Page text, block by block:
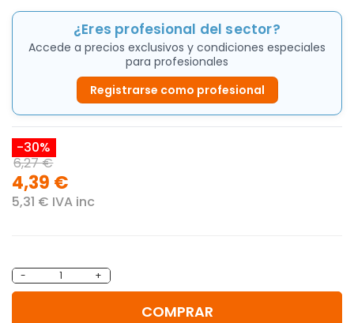
¿Eres profesional del sector?
Accede a precios exclusivos y condiciones especiales
para profesionales
Registrarse como profesional
-30%
6,27 €
4,39 €
5,31 € IVA inc
- +
COMPRAR